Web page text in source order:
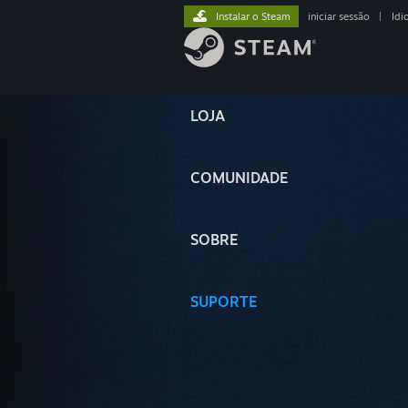
LOJA
COMUNIDADE
SOBRE
SUPORTE
Instalar o Steam iniciar sessão